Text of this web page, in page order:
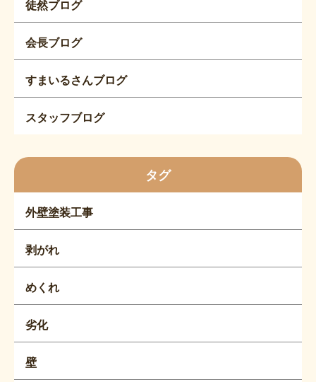
徒然ブログ
会長ブログ
すまいるさんブログ
スタッフブログ
タグ
外壁塗装工事
剥がれ
めくれ
劣化
壁